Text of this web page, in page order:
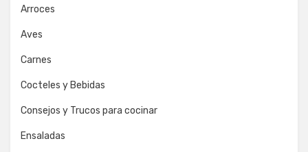
Arroces
Aves
Carnes
Cocteles y Bebidas
Consejos y Trucos para cocinar
Ensaladas